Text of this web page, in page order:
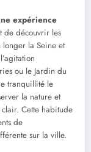
expérience
de découvrir les
la Seine et
ou le Jardin du
tranquillité le
la nature et
Cette habitude
de
sur la ville.